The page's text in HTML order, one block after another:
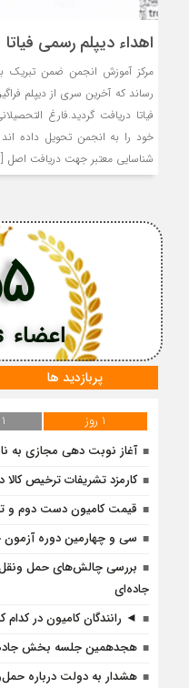
اهداء دیپلم رسمی فیاتا
مرکز آموزش انجمن ضمن تبریک
رساند که آخرین سری از دیپلم
خود را به انجمن تحویل داده
شناسایی معتبر جهت دریافت اصل
اعضاء Members
پربازدید ها
1 روز 1 هفته
آغاز نوبت دهی مجازی به
کارمزد تشریفات ترخیص کالا در
قیمت کامیون دست دوم و
سی و چهارمین دوره آزمون
بررسی چالش‌های حمل ونقل
جاده‌ای
◄ رانندگان کامیون در کدام
هجدهمین جلسه بخش جاده
هشدار به دولت درباره